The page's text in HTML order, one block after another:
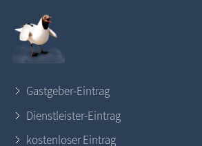
Gastgeber-Eintrag
Dienstleister-Eintrag
kostenloser Eintrag